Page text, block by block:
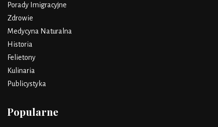
Porady Imigracyjne
Zdrowie
Medycyna Naturalna
Historia
Felietony
Kulinaria
Publicystyka
Popularne